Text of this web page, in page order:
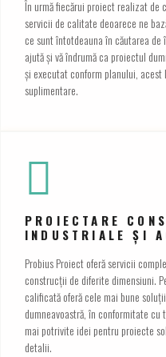
În urmă fiecărui proiect realizat de
servicii de calitate deoarece ne
ce sunt întotdeauna în căutarea
ajută și vă îndrumă ca proiectul
și executat conform planului,
suplimentare.
PROIECTARE
INDUSTRIALE ȘI
Probius Proiect oferă servicii
construcții de diferite dimensiuni.
calificată oferă cele mai bune
dumneavoastră, în conformitate
mai potrivite idei pentru proiecte
detalii.